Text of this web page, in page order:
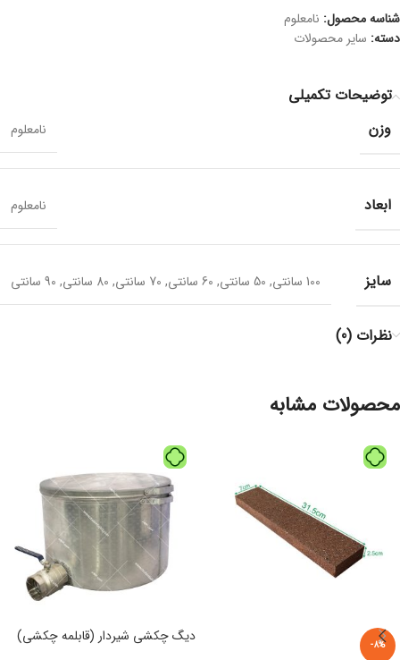
شناسه محصول: نامعلوم
دسته: سایر محصولات
توضیحات تکمیلی
وزن
نامعلوم
ابعاد نامعلوم
سایز 100 سانتی , 50 سانتی , 60 سانتی , 70 سانتی , 80 سانتی , 90 سانتی
نظرات (0)
محصولات مشابه
-8%
دیگ چکشی شیردار (قابلمه چکشی)